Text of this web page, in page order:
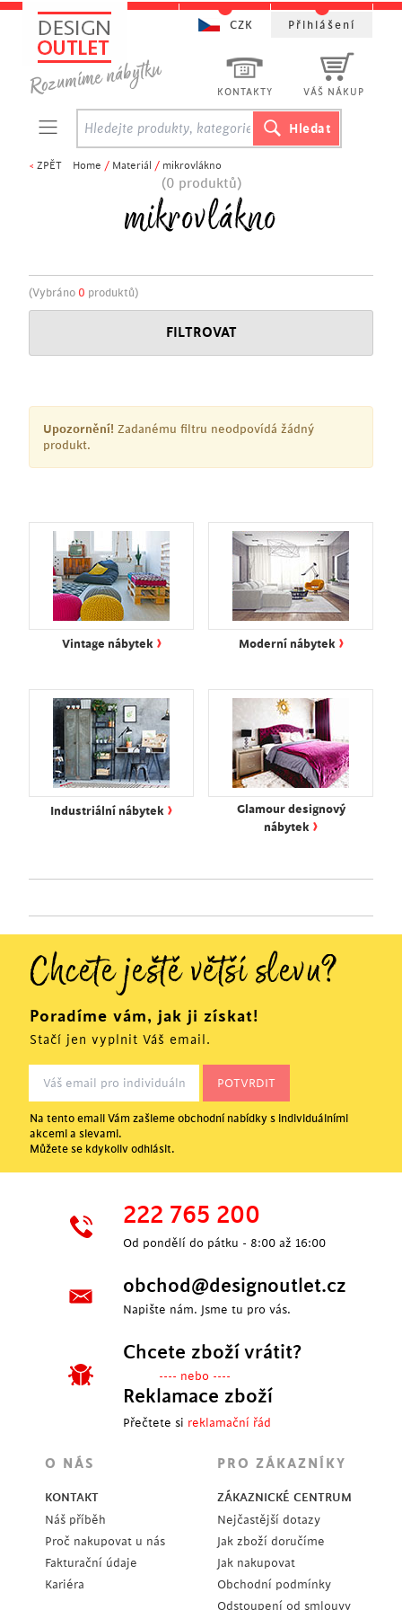
< ZPĚT Home / Materiál / mikrovlákno
(0 produktů)
mikrovlákno
(Vybráno 0 produktů)
FILTROVAT
Upozornění! Zadanému filtru neodpovídá žádný
produkt.
Vintage nábytek › Moderní nábytek ›
Industriální nábytek ›
Glamour designový
nábytek ›
KONTAKTY VÁŠ NÁKUP
CZK Přihlášení
Chcete ještě větší slevu?
Poradíme vám, jak ji získat!
Stačí jen vyplnit Váš email.
Na tento email Vám zašleme obchodní nabídky s individuálními
akcemi a slevami.
Můžete se kdykoliv odhlásit.
222 765 200
Od pondělí do pátku - 8:00 až 16:00
obchod@designoutlet.cz
Napište nám. Jsme tu pro vás.
Chcete zboží vrátit?
---- nebo ----
Reklamace zboží
Přečtete si reklamační řád
O NÁS
KONTAKT
Náš příběh
Proč nakupovat u nás
Fakturační údaje
Kariéra
PRO ZÁKAZNÍKY
ZÁKAZNICKÉ CENTRUM
Nejčastější dotazy
Jak zboží doručíme
Jak nakupovat
Obchodní podmínky
Odstoupení od smlouvy